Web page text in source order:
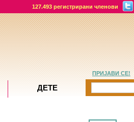
127.493 регистрирани членови
ПРИЈАВИ СЕ!
ДЕТЕ